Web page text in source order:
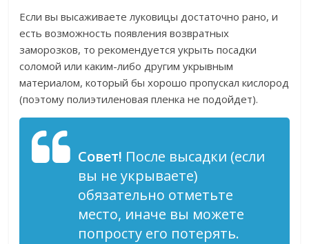
Если вы высаживаете луковицы достаточно рано, и
есть возможность появления возвратных
заморозков, то рекомендуется укрыть посадки
соломой или каким-либо другим укрывным
материалом, который бы хорошо пропускал кислород
(поэтому полиэтиленовая пленка не подойдет).
Совет! После высадки (если
вы не укрываете)
обязательно отметьте
место, иначе вы можете
попросту его потерять.